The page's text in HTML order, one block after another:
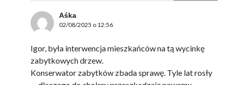
Aśka
02/08/2025 o 12:56
Igor, była interwencja mieszkańców na tą wycinkę
zabytkowych drzew.
Konserwator zabytków zbada sprawę. Tyle lat rosły